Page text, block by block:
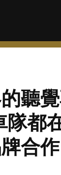
聽
隊都
合作